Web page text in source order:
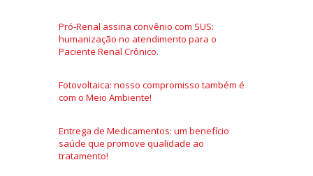
Pró-Renal assina convênio com SUS:
humanização no atendimento para o
Paciente Renal Crônico.
Fotovoltaica: nosso compromisso também é
com o Meio Ambiente!
Entrega de Medicamentos: um benefício
saúde que promove qualidade ao
tratamento!